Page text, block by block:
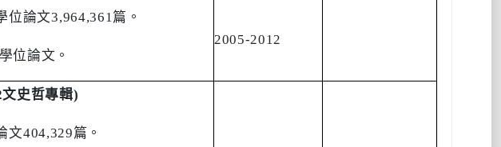
位論文3,964,361篇。
位論文。
2005-2012
文史哲專輯)
文404,329篇。